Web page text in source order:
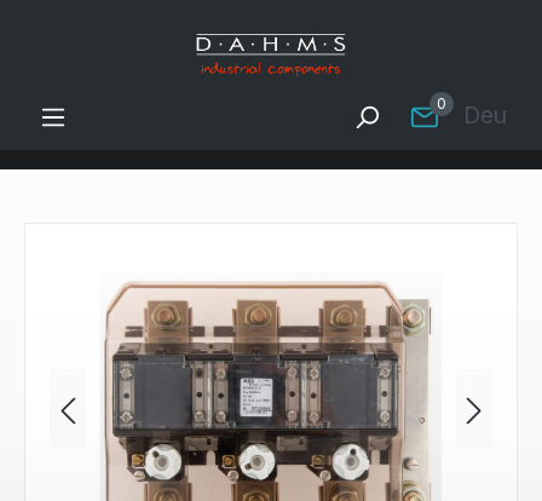
Zum Hauptinhalt springen
0
Bildergalerie überspringen